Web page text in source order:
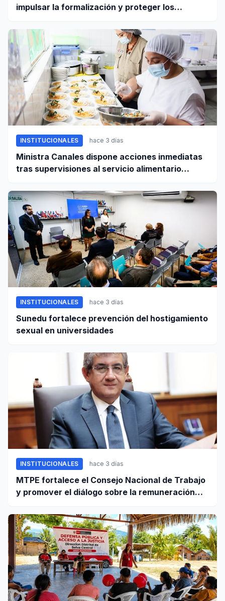
impulsar la formalización y proteger los
INSTITUCIONALES hace 3 días
Ministra Canales dispone acciones inmediatas
tras supervisiones al servicio alimentario
INSTITUCIONALES hace 3 días
Sunedu fortalece prevención del hostigamiento
sexual en universidades
INSTITUCIONALES hace 3 días
MTPE fortalece el Consejo Nacional de Trabajo
y promover el diálogo sobre la remuneración